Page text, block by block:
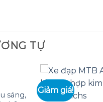
TỰ
sáng,
Giảm giá!